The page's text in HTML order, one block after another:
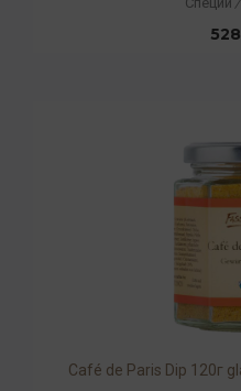
Café de Paris Dip 120г